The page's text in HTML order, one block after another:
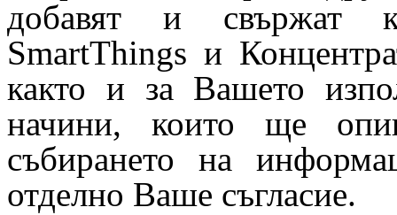
добавят и свържат
SmartThings и
както и за Вашето
начини, които ще
събирането на
отделно Ваше съгласие.